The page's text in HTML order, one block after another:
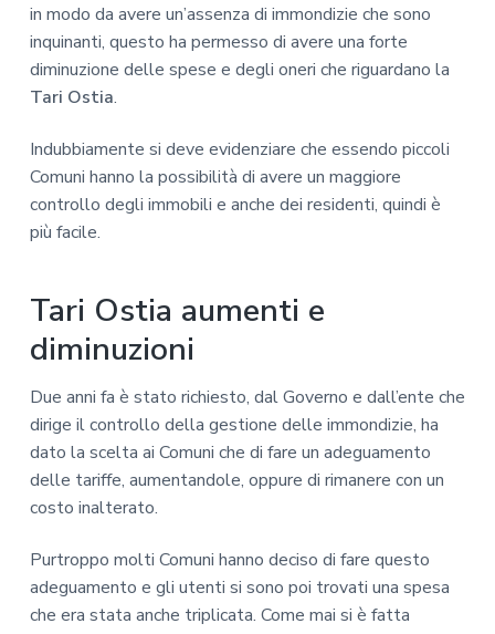
in modo da avere un’assenza di immondizie che sono
inquinanti, questo ha permesso di avere una forte
diminuzione delle spese e degli oneri che riguardano la
Tari Ostia.
Indubbiamente si deve evidenziare che essendo piccoli
Comuni hanno la possibilità di avere un maggiore
controllo degli immobili e anche dei residenti, quindi è
più facile.
Tari Ostia aumenti e
diminuzioni
Due anni fa è stato richiesto, dal Governo e dall’ente che
dirige il controllo della gestione delle immondizie, ha
dato la scelta ai Comuni che di fare un adeguamento
delle tariffe, aumentandole, oppure di rimanere con un
costo inalterato.
Purtroppo molti Comuni hanno deciso di fare questo
adeguamento e gli utenti si sono poi trovati una spesa
che era stata anche triplicata. Come mai si è fatta